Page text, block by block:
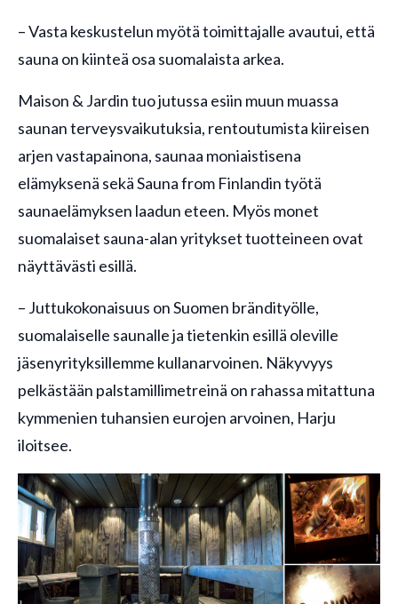
– Vasta keskustelun myötä toimittajalle avautui, että
sauna on kiinteä osa suomalaista arkea.
Maison & Jardin tuo jutussa esiin muun muassa
saunan terveysvaikutuksia, rentoutumista kiireisen
arjen vastapainona, saunaa moniaistisena
elämyksenä sekä Sauna from Finlandin työtä
saunaelämyksen laadun eteen. Myös monet
suomalaiset sauna-alan yritykset tuotteineen ovat
näyttävästi esillä.
– Juttukokonaisuus on Suomen brändityölle,
suomalaiselle saunalle ja tietenkin esillä oleville
jäsenyrityksillemme kullanarvoinen. Näkyvyys
pelkästään palstamillimetreinä on rahassa mitattuna
kymmenien tuhansien eurojen arvoinen, Harju
iloitsee.